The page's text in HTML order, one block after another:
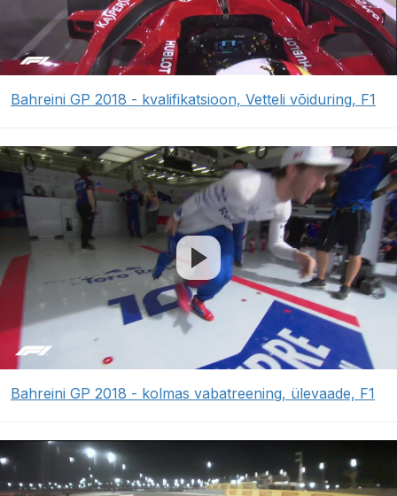
Bahreini GP 2018 - kvalifikatsioon, Vetteli võiduring, F1
Bahreini GP 2018 - kolmas vabatreening, ülevaade, F1